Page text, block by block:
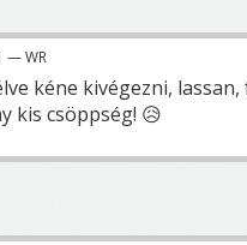
— WR
kéne kivégezni,
kis csöppség! 😥